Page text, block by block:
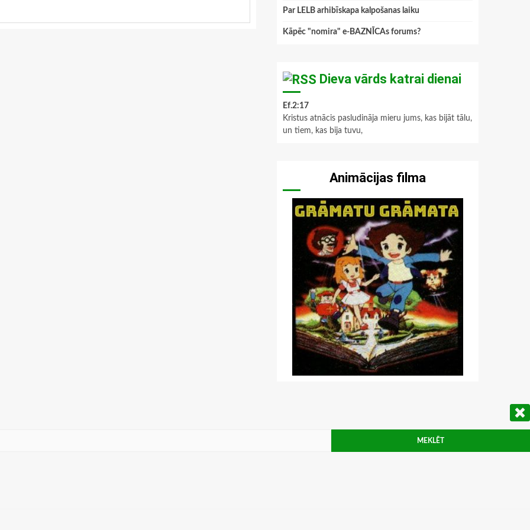
Par LELB arhibīskapa kalpošanas laiku
Kāpēc "nomira" e-BAZNĪCAs forums?
Dieva vārds katrai dienai
Ef.2:17
Kristus atnācis pasludināja mieru jums, kas bijāt tālu,
un tiem, kas bija tuvu,
Animācijas filma